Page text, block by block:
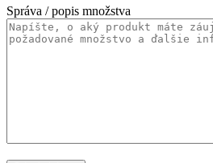
Správa / popis množstva